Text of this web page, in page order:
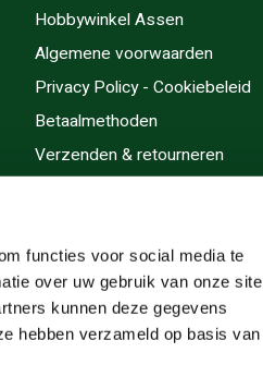
functies voor social media te
over uw gebruik van onze site
kunnen deze gegevens
hebben verzameld op basis van
Hobbywinkel Assen
Algemene voorwaarden
Privacy Policy - Cookiebeleid
Betaalmethoden
Verzenden & retourneren
Cadeaubonnen
Inlijsten
Servicegebieden